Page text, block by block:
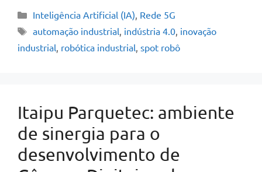
Inteligência Artificial (IA), Rede 5G
automação industrial, indústria 4.0, inovação
industrial, robótica industrial, spot robô
Itaipu Parquetec: ambiente
de sinergia para o
desenvolvimento de